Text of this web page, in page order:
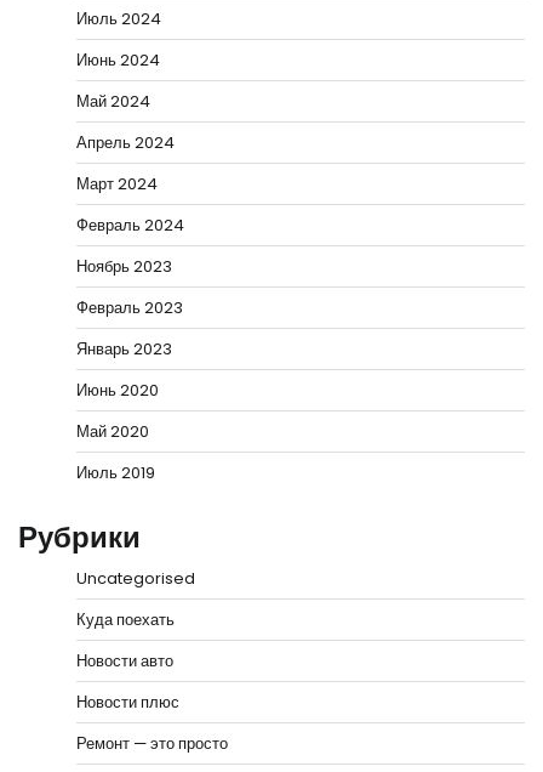
Июль 2024
Июнь 2024
Май 2024
Апрель 2024
Март 2024
Февраль 2024
Ноябрь 2023
Февраль 2023
Январь 2023
Июнь 2020
Май 2020
Июль 2019
Рубрики
Uncategorised
Куда поехать
Новости авто
Новости плюс
Ремонт — это просто